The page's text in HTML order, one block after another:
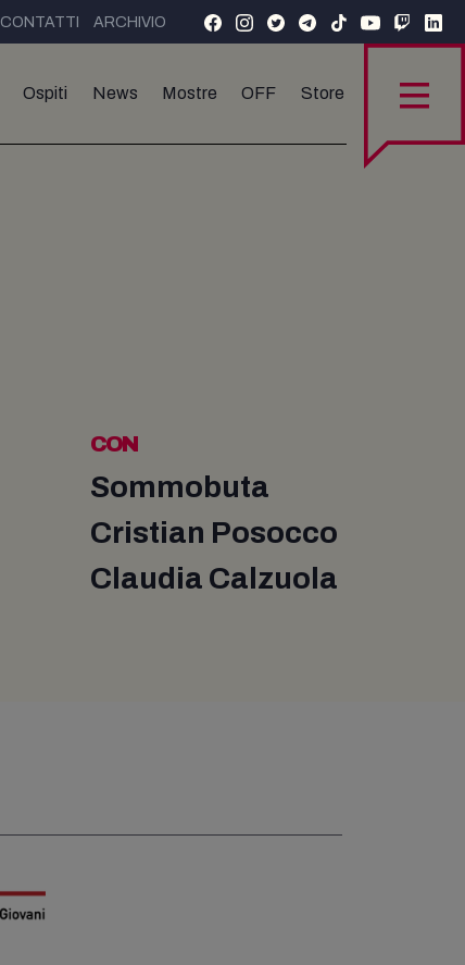
CONTATTI ARCHIVIO
Ospiti News Mostre OFF Store
CON
Sommobuta
Cristian Posocco
Claudia Calzuola